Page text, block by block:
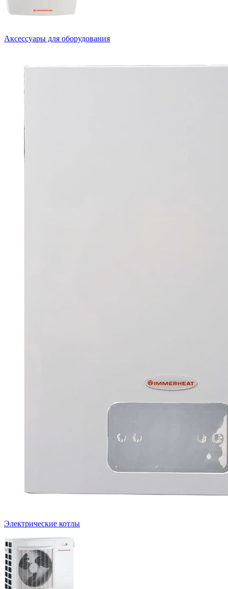
Аксессуары для оборудования
Электрические котлы